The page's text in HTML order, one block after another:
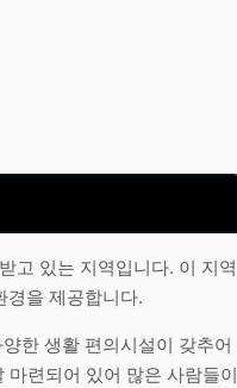
고 있는 지역입니다. 이 지역
경을 제공합니다.
한 생활 편의시설이 갖추어
련되어 있어 많은 사람들이